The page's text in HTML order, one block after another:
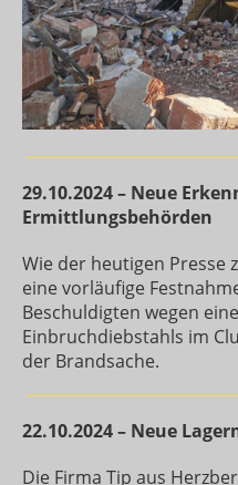
29.10.2024 – Neue
Ermittlungsbehörden
Wie der heutigen Presse
eine vorläufige
Beschuldigten wegen
Einbruchdiebstahls im
der Brandsache.
22.10.2024 – Neue
Die Firma Tip aus